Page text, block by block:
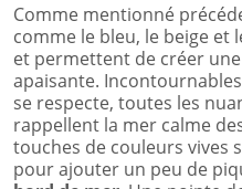
Comme mentionné
comme le bleu, le beige et
et permettent de créer
apaisante.
se respecte, toutes les
rappellent la mer calme
touches de couleurs vives
pour ajouter un peu de